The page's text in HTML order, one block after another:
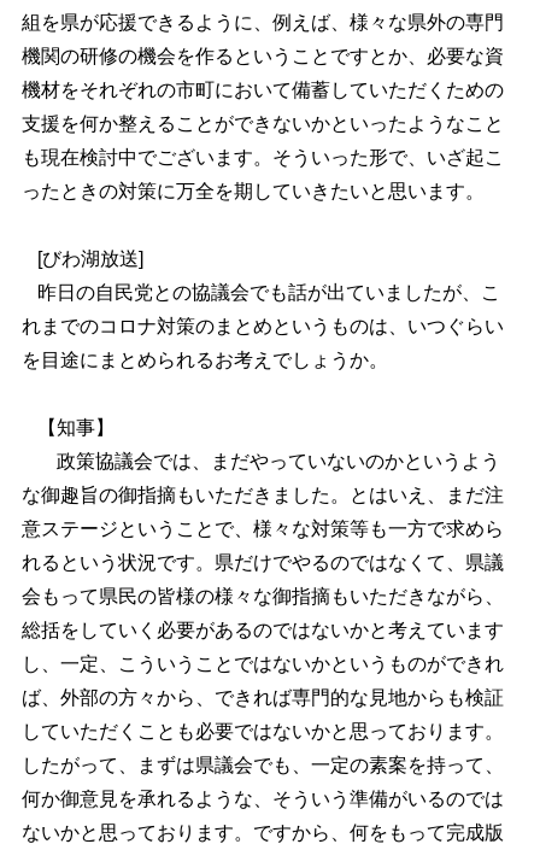
組を県が応援できるように、例えば、様々な県外の専門
機関の研修の機会を作るということですとか、必要な資
機材をそれぞれの市町において備蓄していただくための
支援を何か整えることができないかといったようなこと
も現在検討中でございます。そういった形で、いざ起こ
ったときの対策に万全を期していきたいと思います。
[びわ湖放送]
昨日の自民党との協議会でも話が出ていましたが、こ
れまでのコロナ対策のまとめというものは、いつぐらい
を目途にまとめられるお考えでしょうか。
【知事】
政策協議会では、まだやっていないのかというよう
な御趣旨の御指摘もいただきました。とはいえ、まだ注
意ステージということで、様々な対策等も一方で求めら
れるという状況です。県だけでやるのではなくて、県議
会もって県民の皆様の様々な御指摘もいただきながら、
総括をしていく必要があるのではないかと考えています
し、一定、こういうことではないかというものができれ
ば、外部の方々から、できれば専門的な見地からも検証
していただくことも必要ではないかと思っております。
したがって、まずは県議会でも、一定の素案を持って、
何か御意見を承れるような、そういう準備がいるのでは
ないかと思っております。ですから、何をもって完成版